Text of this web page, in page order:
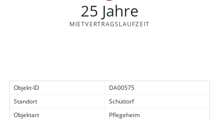
25 Jahre
MIETVERTRAGSLAUFZEIT
Objekt-ID
DA00575
Standort
Schüttorf
Objektart
Pflegeheim